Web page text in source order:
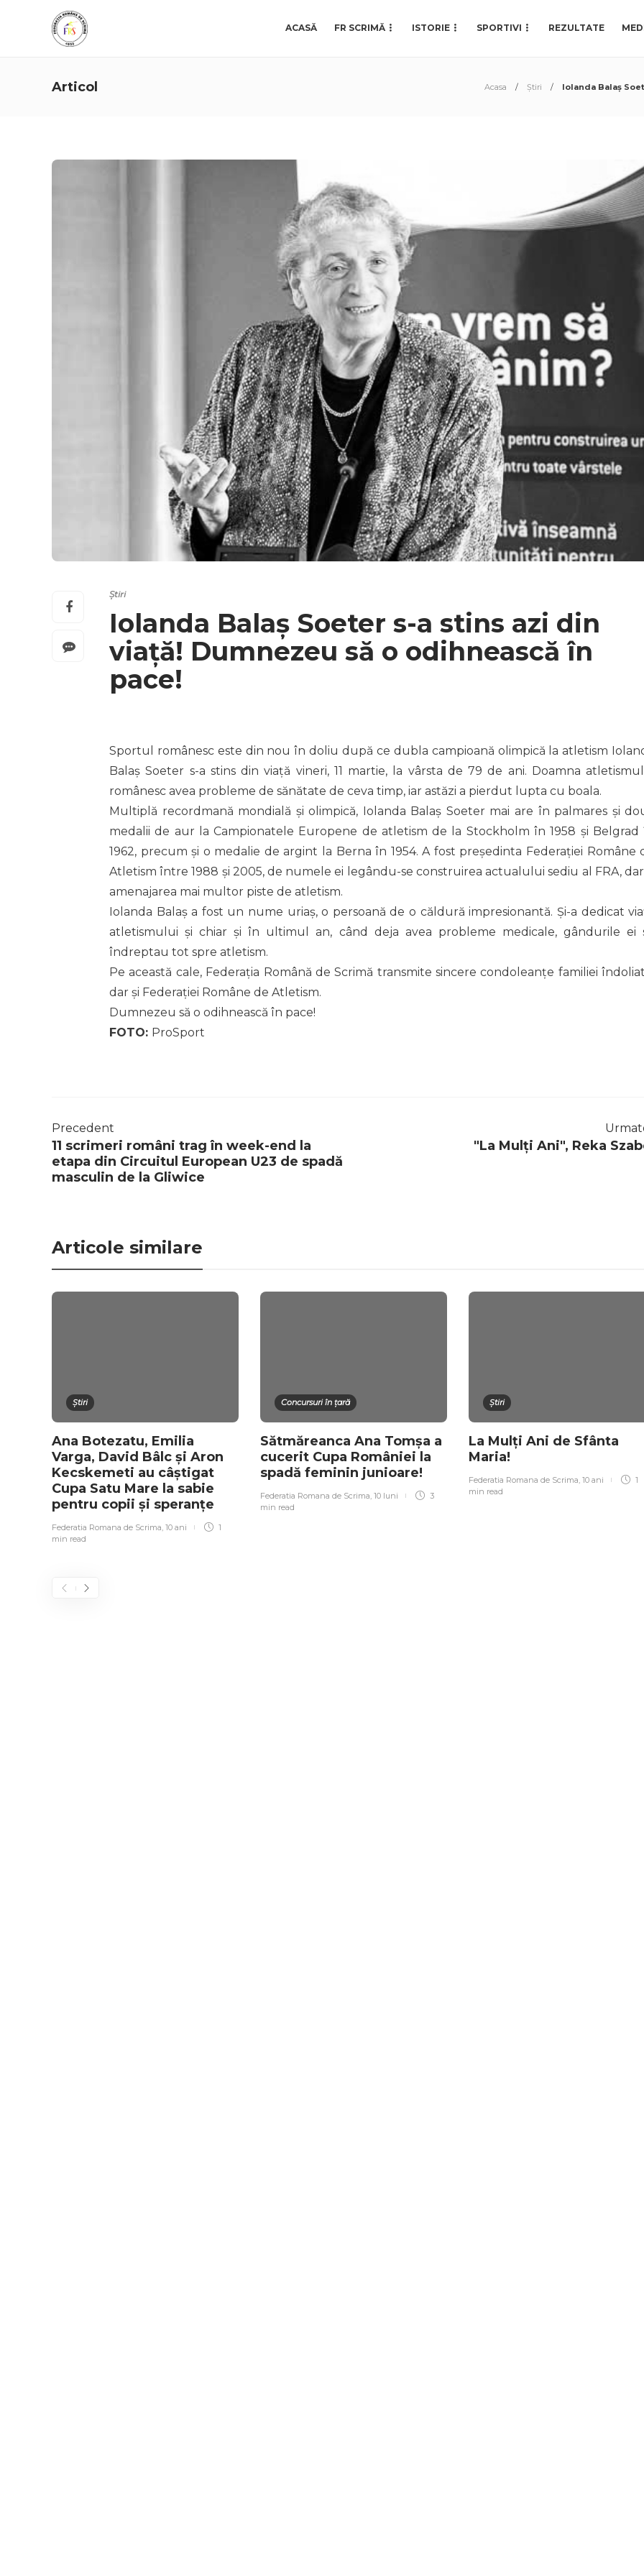
ACASĂ FR SCRIMĂ ISTORIE SPORTIVI REZULTATE
Articol Acasa Știri Iolanda Balaş
Știri
Iolanda Balaş Soeter s-a stins azi din
viaţă! Dumnezeu să o odihnească în
pace!
Sportul românesc este din nou în doliu după ce dubla campioană olimpică la atletism
Balaş Soeter s-a stins din viaţă vineri, 11 martie, la vârsta de 79 de ani. Doamna
românesc avea probleme de sănătate de ceva timp, iar astăzi a pierdut lupta cu boala.
Multiplă recordmană mondială şi olimpică, Iolanda Balaş Soeter mai are în palmares şi
medalii de aur la Campionatele Europene de atletism de la Stockholm în 1958 şi Belgrad
1962, precum şi o medalie de argint la Berna în 1954. A fost preşedinta Federaţiei Române
Atletism între 1988 şi 2005, de numele ei legându-se construirea actualului sediu al FRA, dar
amenajarea mai multor piste de atletism.
Iolanda Balaş a fost un nume uriaş, o persoană de o căldură impresionantă. Şi-a dedicat
atletismului şi chiar şi în ultimul an, când deja avea probleme medicale, gândurile ei
îndreptau tot spre atletism.
Pe această cale, Federația Română de Scrimă transmite sincere condoleanțe familiei
dar și Federației Române de Atletism.
Dumnezeu să o odihnească în pace!
FOTO: ProSport
Precedent
11 scrimeri români trag în week-end la
etapa din Circuitul European U23 de spadă
masculin de la Gliwice
"La Mulți Ani", Reka
Articole similare
Știri
Ana Botezatu, Emilia
Varga, David Bâlc și Aron
Kecskemeti au câștigat
Cupa Satu Mare la sabie
pentru copii și speranțe
Federatia Romana de Scrima, 10 ani
1
min read
Concursuri în țară
Sătmăreanca Ana Tomșa a
cucerit Cupa României la
spadă feminin junioare!
Federatia Romana de Scrima, 10 luni
3
min read
Știri
La Mulți Ani de Sfânta
Maria!
Federatia Romana de Scrima, 10 ani
1
min read